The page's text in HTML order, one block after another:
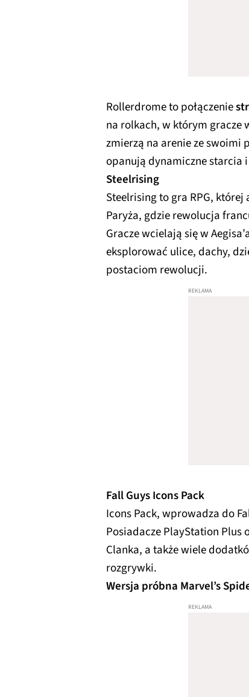
Rollerdrome to połączenie
na rolkach, w którym gracze
zmierzą na arenie ze swoimi
opanują dynamiczne starcia
Steelrising
Steelrising to gra RPG,
Paryża, gdzie rewolucja
Gracze wcielają się w
eksplorować ulice, dachy,
postaciom rewolucji.
Fall Guys Icons Pack
Icons Pack, wprowadza do
Posiadacze PlayStation
Clanka, a także wiele
rozgrywki.
Wersja próbna Marvel’s